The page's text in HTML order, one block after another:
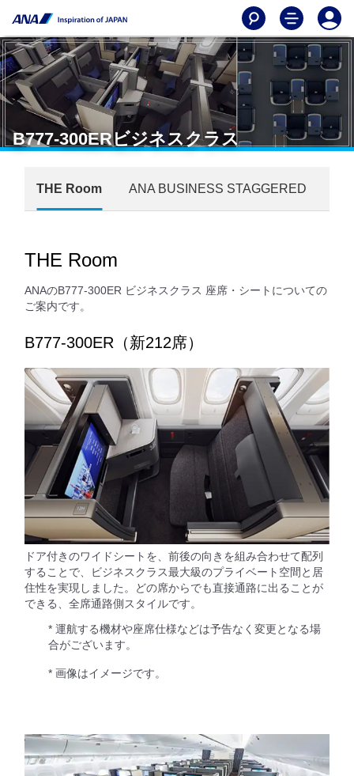
B777-300ERビジネスクラス
THE Room ANA BUSINESS STAGGERED
THE Room
ANAのB777-300ER ビジネスクラス 座席・シートについての
ご案内です。
B777-300ER（新212席）
ドア付きのワイドシートを、前後の向きを組み合わせて配列
することで、ビジネスクラス最大級のプライベート空間と居
住性を実現しました。どの席からでも直接通路に出ることが
できる、全席通路側スタイルです。
* 運航する機材や座席仕様などは予告なく変更となる場
合がございます。
* 画像はイメージです。